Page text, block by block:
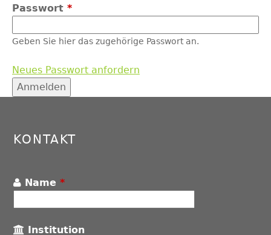
Passwort *
Geben Sie hier das zugehörige Passwort an.
Neues Passwort anfordern
Back
to
KONTAKT
Name*
Institution